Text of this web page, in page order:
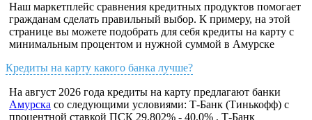
Наш маркетплейс сравнения кредитных продуктов помогает
гражданам сделать правильный выбор. К примеру, на этой
странице вы можете подобрать для себя кредиты на карту с
минимальным процентом и нужной суммой в Амурске
Кредиты на карту какого банка лучше?
На август 2026 года кредиты на карту предлагают банки
Амурска со следующими условиями: Т-Банк (Тинькофф) с
процентной ставкой ПСК 29,802% - 40,0% , Т-Банк